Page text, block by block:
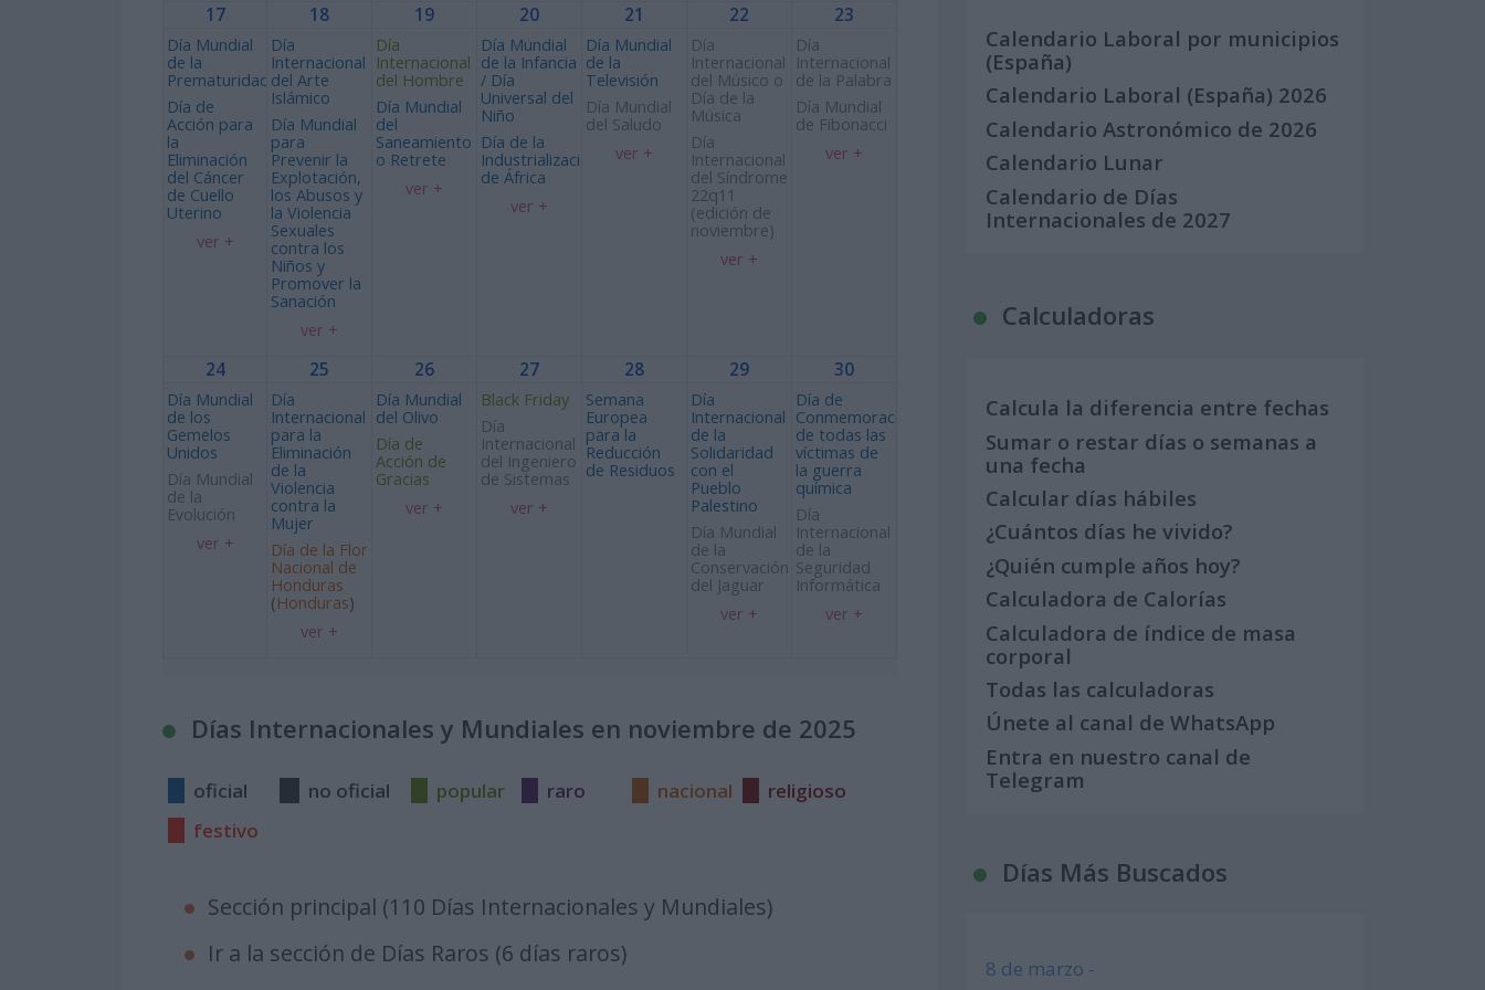
17
Día Mundial
de la
Prematuridad
Día de
Acción para
la
Eliminación
del Cáncer
de Cuello
Uterino
ver +
18
Día
Internacional
del Arte
Islámico
Día Mundial
para
Prevenir la
Explotación,
los Abusos y
la Violencia
Sexuales
contra los
Niños y
Promover la
Sanación
ver +
19
Día
Internacional
del Hombre
Día Mundial
del
Saneamiento
o Retrete
ver +
20
Día Mundial
de la Infancia
/ Día
Universal del
Niño
Día de la
Industrialización
de África
ver +
21
Día Mundial
de la
Televisión
Día Mundial
del Saludo
ver +
22
Día
Internacional
del Músico o
Día de la
Música
Día
Internacional
del Síndrome
22q11
(edición de
noviembre)
ver +
23
Día
Internacional
de la Palabra
Día Mundial
de Fibonacci
ver +
24
Día Mundial
de los
Gemelos
Unidos
Día Mundial
de la
Evolución
ver +
25
Día
Internacional
para la
Eliminación
de la
Violencia
contra la
Mujer
Día de la Flor
Nacional de
Honduras
(Honduras)
ver +
26
Día Mundial
del Olivo
Día de
Acción de
Gracias
ver +
27
Black Friday
Día
Internacional
del Ingeniero
de Sistemas
ver +
28
Semana
Europea
para la
Reducción
de Residuos
29
Día
Internacional
de la
Solidaridad
con el
Pueblo
Palestino
Día Mundial
de la
Conservación
del Jaguar
ver +
30
Día de
Conmemoración
de todas las
víctimas de
la guerra
química
Día
Internacional
de la
Seguridad
Informática
ver +
Días Internacionales y Mundiales en noviembre de 2025
oficial no oficial popular raro nacional
religioso
festivo
Sección principal (110 Días Internacionales y Mundiales)
Ir a la sección de Días Raros (6 días raros)
Calendario Laboral por municipios
(España)
Calendario Laboral (España) 2026
Calendario Astronómico de 2026
Calendario Lunar
Calendario de Días
Internacionales de 2027
Calculadoras
Calcula la diferencia entre fechas
Sumar o restar días o semanas a
una fecha
Calcular días hábiles
¿Cuántos días he vivido?
¿Quién cumple años hoy?
Calculadora de Calorías
Calculadora de índice de masa
corporal
Todas las calculadoras
Únete al canal de WhatsApp
Entra en nuestro canal de
Telegram
Días Más Buscados
8 de marzo -